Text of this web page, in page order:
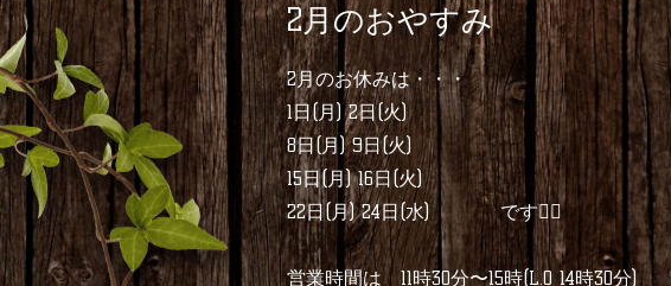
2月のおやすみ
2月のお休みは・・・
1日(月) 2日(火)
8日(月) 9日(火)
15日(月) 16日(火)
22日(月) 24日(水) です🙇‍♂️
営業時間は 11時30分〜15時(L.O 14時30分)